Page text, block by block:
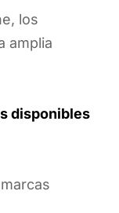
los
amplia
disponibles